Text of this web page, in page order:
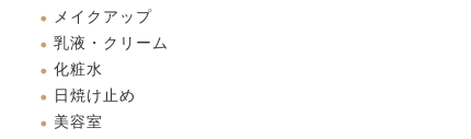
メイクアップ
乳液・クリーム
化粧水
日焼け止め
美容室